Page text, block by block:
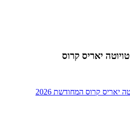
טויוטה יאריס קרוס